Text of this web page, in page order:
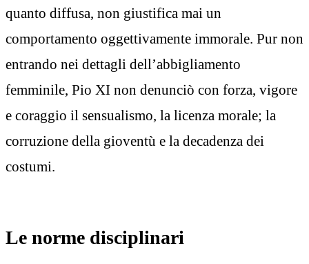
quanto diffusa, non giustifica mai un
comportamento oggettivamente immorale. Pur non
entrando nei dettagli dell’abbigliamento
femminile, Pio XI non denunciò con forza, vigore
e coraggio il sensualismo, la licenza morale; la
corruzione della gioventù e la decadenza dei
costumi.
Le norme disciplinari